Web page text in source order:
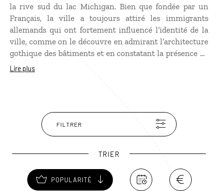
la rive sud du lac Michigan. Bien que fondée par un
Français, la ville a toujours attiré les immigrants
allemands qui ont fortement influencé l’identité de la
ville, comme on le découvre en admirant l’architecture
gothique des bâtiments et en constatant la présence de
brasseurs célèbres. Milwaukee a su également
non plus le musée Harley Davidson.
Lire plus
FILTRER
TRIER
POPULARITÉ